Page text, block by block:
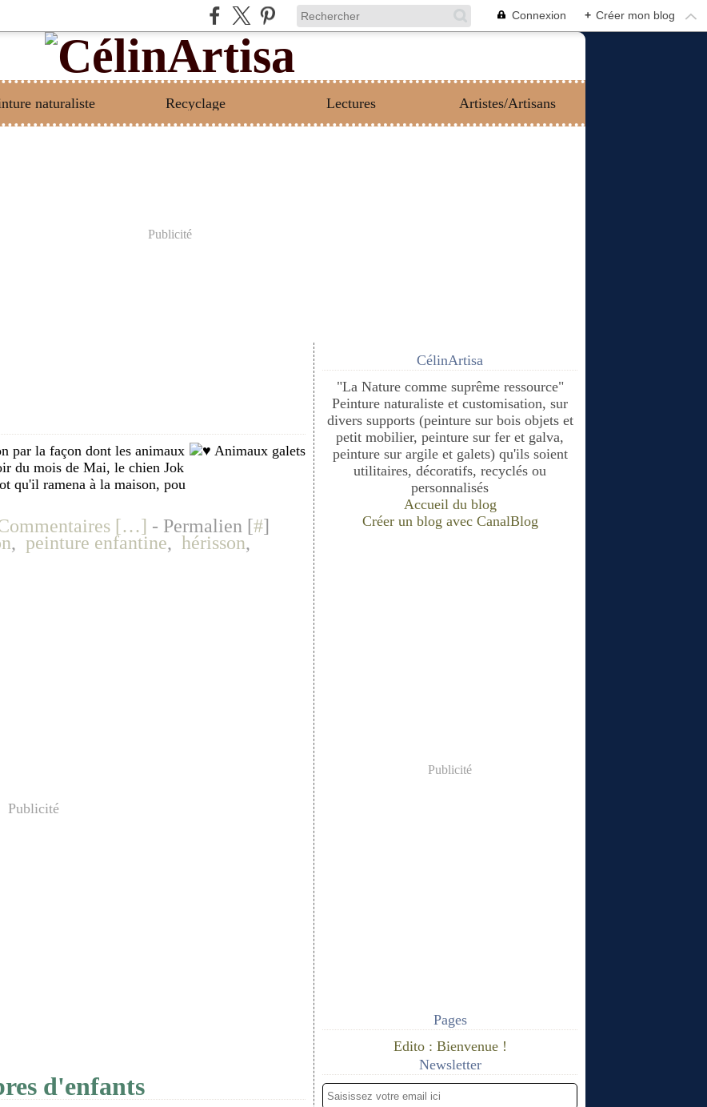
Connexion + Créer mon blog
naturaliste Recyclage Lectures Artistes/Artisans
Publicité
par la façon dont les animaux
du mois de Mai, le chien Jok
qu'il ramena à la maison, pou
[…] - Permalien [#]
, peinture enfantine, hérisson,
Publicité
d'enfants
CélinArtisa
"La Nature comme suprême ressource"
Peinture naturaliste et customisation, sur
divers supports (peinture sur bois objets et
petit mobilier, peinture sur fer et galva,
peinture sur argile et galets) qu'ils soient
utilitaires, décoratifs, recyclés ou
personnalisés
Accueil du blog
Créer un blog avec CanalBlog
Publicité
Pages
Edito : Bienvenue !
Newsletter